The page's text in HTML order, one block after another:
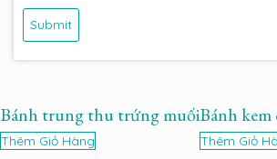
Bánh trung thu trứng muối
Thêm Giỏ Hàng
Bánh
Thêm Giỏ